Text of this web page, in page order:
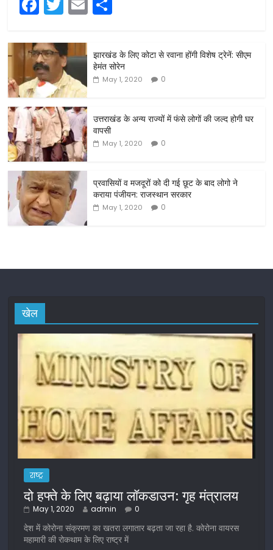
a
c
e
b
o
o
k
w
itt
er
m
ar
e
झारखंड के लिए कोटा से रवाना होंगी विशेष ट्रेनें: सीएम
हेमंत सोरेन
May 1, 2020 0
उत्तराखंड के अन्य राज्यों में फंसे लोगों की जल्द होगी घर
वापसी
May 1, 2020 0
प्रवासियों व मजदूरों को दी गई छूट के बाद लोगो ने
कराया पंजीयन: राजस्थान सरकार
May 1, 2020 0
खेल
राष्ट्र
दो हफ्ते के लिए बढ़ाया लॉकडाउन: गृह मंत्रालय
May 1, 2020 admin 0
देश में कोरोना संक्रमण का खतरा लगातार बढ़ता जा रहा है. कोरोना वायरस
महामारी की रोकथाम के लिए राष्ट्र में